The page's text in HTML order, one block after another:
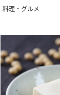
料理・グルメ